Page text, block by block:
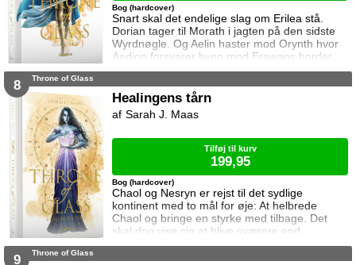
Snart skal det endelige slag om Erilea stå.
Dorian tager til Morath i jagten på den sidste
Wyrdnøgle. Og Aelin haster mod Orynth hvor
Aedion forsvarer byen mod Erawans horder.
Heldigvis er han ikke alene. Men kan deres
mod Erawans rædsler?
Bog (hardcover)
8 Throne of Glass
Healingens tårn
Chaol og Nesryn er rejst til det sydlige
kontinent med to mål for øje: At helbrede
Chaol og bringe en styrke med tilbage. Det
skal dog vise sig at blive sværere end
forventet, for khaganen, det sydlige kontinents
Bog (hardcover)
Sarah J. Maas
Tilføj til kurv
199,95
9 Throne of Glass